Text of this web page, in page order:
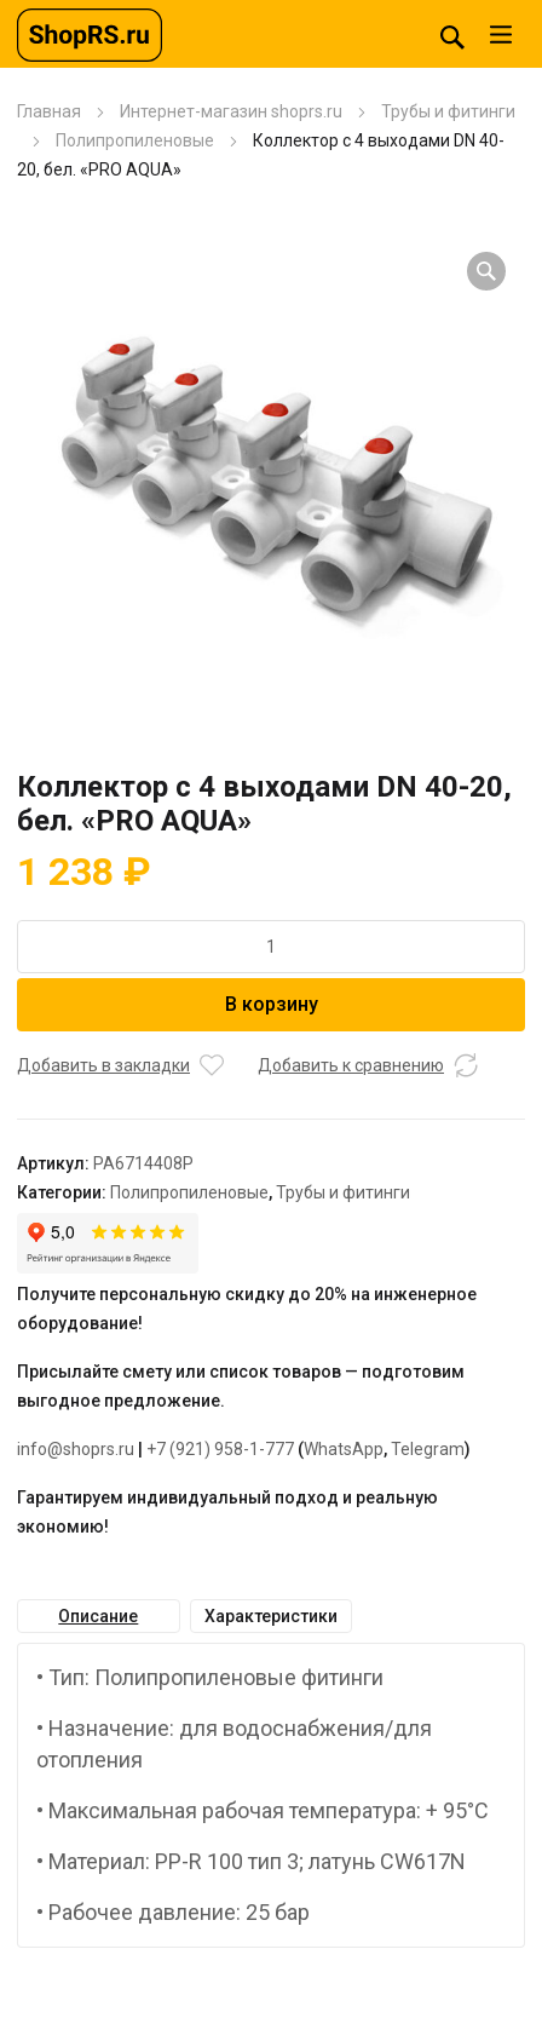
Главная Интернет-магазин shoprs.ru
Трубы и фитинги
Полипропиленовые
Коллектор с 4 выходами DN 40-
20, бел. «PRO AQUA»
Коллектор с 4 выходами DN 40-20,
бел. «PRO AQUA»
1 238 ₽
Коллектор
выходами
бел.
"PRO
AQUA"
В корзину
Добавить в закладки Добавить к сравнению
Артикул: PA6714408P
Категории: Полипропиленовые,Трубы и фитинги
Получите персональную скидку до 20% на инженерное
оборудование!
Присылайте смету или список товаров — подготовим
выгодное предложение.
info@shoprs.ru +7 (921) 958-1-777 (WhatsApp,Telegram)
Гарантируем индивидуальный подход и реальную
экономию!
Описание Характеристики
• Тип: Полипропиленовые фитинги
• Назначение: для водоснабжения/для
отопления
• Максимальная рабочая температура: + 95°С
• Материал: PP-R 100 тип 3; латунь CW617N
• Рабочее давление: 25 бар